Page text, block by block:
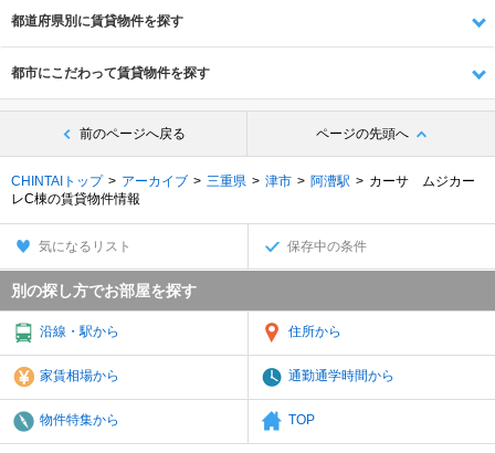
都道府県別に賃貸物件を探す
都市にこだわって賃貸物件を探す
前のページへ戻る ページの先頭へ
CHINTAIトップ アーカイブ 三重県 津市 阿漕駅
カーサ ムジカー
レC棟の賃貸物件情報
気になるリスト 保存中の条件
別の探し方でお部屋を探す
沿線・駅から 住所から
家賃相場から 通勤通学時間から
物件特集から TOP